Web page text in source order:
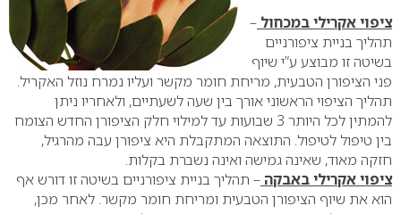
ציפוי אקרילי במכחול –
תהליך בניית ציפורניים
בשיטה זו מבוצע ע”י שיוף
פני הציפורן הטבעית, מריחת חומר מקשר ועליו נמרח נוזל האקריל.
תהליך הציפוי הראשוני אורך בין שעה לשעתיים, ולאחריו ניתן
להמתין לכל היותר 3 שבועות עד למילוי חלק הציפורן החדש הצומח
בין טיפול לטיפול. התוצאה המתקבלת היא ציפורן עבה מהרגיל,
חזקה מאוד, שאינה גמישה ואינה נשברת בקלות.
ציפוי אקרילי באבקה– תהליך בניית ציפורניים בשיטה זו דורש אף
הוא את שיוף הציפורן הטבעית ומריחת חומר מקשר. לאחר מכן,